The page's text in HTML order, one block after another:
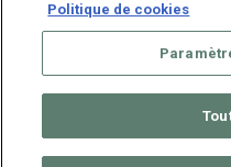
© 2026 ManpowerGroup
Politique de cookies